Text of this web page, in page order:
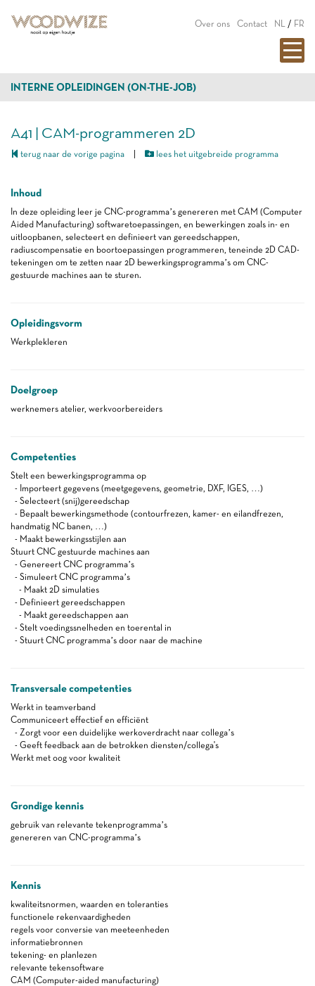
Over ons Contact NL / FR
INTERNE OPLEIDINGEN (ON-THE-JOB)
A41 | CAM-programmeren 2D
terug naar de vorige pagina lees het uitgebreide programma
Inhoud
In deze opleiding leer je CNC-programma’s genereren met CAM (Computer
Aided Manufacturing) softwaretoepassingen, en bewerkingen zoals in- en
uitloopbanen, selecteert en definieert van gereedschappen,
radiuscompensatie en boortoepassingen programmeren, teneinde 2D CAD-
tekeningen om te zetten naar 2D bewerkingsprogramma’s om CNC-
gestuurde machines aan te sturen.
Opleidingsvorm
Werkplekleren
Doelgroep
werknemers atelier, werkvoorbereiders
Competenties
Stelt een bewerkingsprogramma op
- Importeert gegevens (meetgegevens, geometrie, DXF, IGES, …)
- Selecteert (snij)gereedschap
- Bepaalt bewerkingsmethode (contourfrezen, kamer- en eilandfrezen,
handmatig NC banen, …)
- Maakt bewerkingsstijlen aan
Stuurt CNC gestuurde machines aan
- Genereert CNC programma’s
- Simuleert CNC programma’s
- Maakt 2D simulaties
- Definieert gereedschappen
- Maakt gereedschappen aan
- Stelt voedingssnelheden en toerental in
- Stuurt CNC programma’s door naar de machine
Transversale competenties
Werkt in teamverband
Communiceert effectief en efficiënt
- Zorgt voor een duidelijke werkoverdracht naar collega’s
- Geeft feedback aan de betrokken diensten/collega's
Werkt met oog voor kwaliteit
Grondige kennis
gebruik van relevante tekenprogramma’s
genereren van CNC-programma’s
Kennis
kwaliteitsnormen, waarden en toleranties
functionele rekenvaardigheden
regels voor conversie van meeteenheden
informatiebronnen
tekening- en planlezen
relevante tekensoftware
CAM (Computer-aided manufacturing)